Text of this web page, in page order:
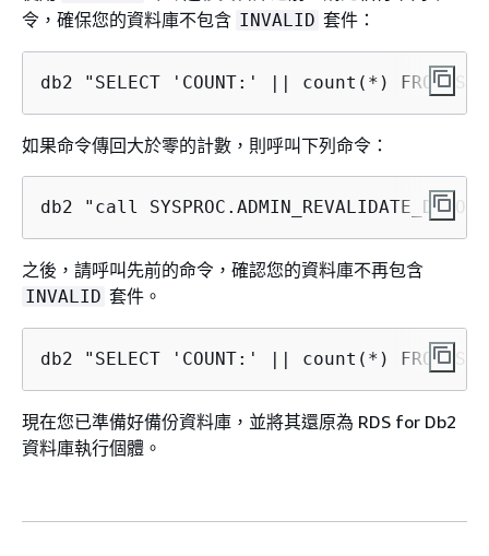
令，確保您的資料庫不包含 INVALID 套件：
db2 "SELECT 'COUNT:' || count(*) FROM
如果命令傳回大於零的計數，則呼叫下列命令：
db2 "call
之後，請呼叫先前的命令，確認您的資料庫不再包含
INVALID 套件。
db2 "SELECT 'COUNT:' || count(*) FROM
現在您已準備好備份資料庫，並將其還原為 RDS for Db2
資料庫執行個體。